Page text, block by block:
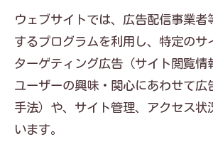
ウェブサイトでは、広告配信事業者
するプログラムを利用し、特定のサ
ターゲティング広告（サイト閲覧情
ユーザーの興味・関心にあわせて広
手法）や、サイト管理、アクセス状
います。